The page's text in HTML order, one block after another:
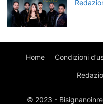
Home Condizioni
© 2023 -